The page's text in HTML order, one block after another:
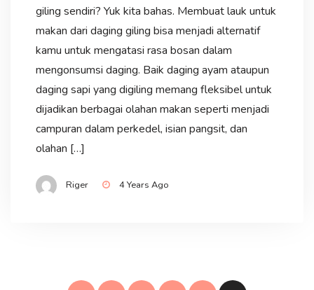
giling sendiri? Yuk kita bahas. Membuat lauk untuk
makan dari daging giling bisa menjadi alternatif
kamu untuk mengatasi rasa bosan dalam
mengonsumsi daging. Baik daging ayam ataupun
daging sapi yang digiling memang fleksibel untuk
dijadikan berbagai olahan makan seperti menjadi
campuran dalam perkedel, isian pangsit, dan
olahan […]
Riger 4 Years Ago
Posts